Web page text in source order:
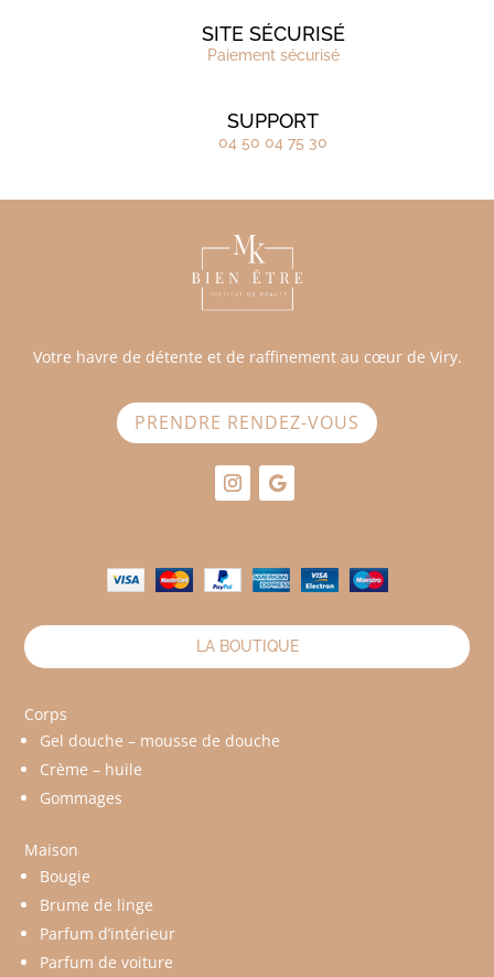
SITE SÉCURISÉ
Paiement sécurisé
SUPPORT
04 50 04 75 30
Votre havre de détente et de raffinement au cœur de Viry.
PRENDRE RENDEZ-VOUS
LA BOUTIQUE
Corps
Gel douche – mousse de douche
Crème – huile
Gommages
Maison
Bougie
Brume de linge
Parfum d’intérieur
Parfum de voiture